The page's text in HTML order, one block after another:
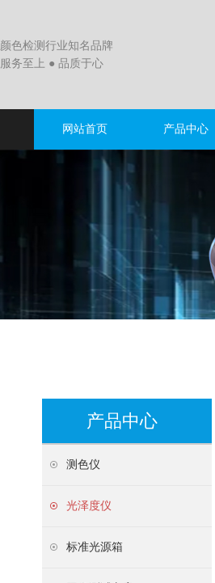
颜色检测行业知名品牌
服务至上 ● 品质于心
网站首页 产品中心
产品中心
测色仪
光泽度仪
标准光源箱